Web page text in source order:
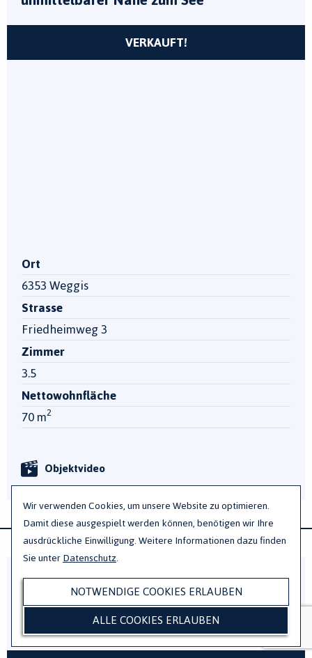
VERKAUFT!
Ort
6353 Weggis
Strasse
Friedheimweg 3
Zimmer
3.5
Nettowohnfläche
70 m2
Objektvideo
6.5-Zimmer-Maisonettewohnung auf über
175m2 mit grossem Garten und nur 1
Fussminute vom See entfernt
Wir verwenden Cookies, um unsere Website zu optimieren.
Damit diese ausgespielt werden können, benötigen wir Ihre
ausdrückliche Einwilligung. Weitere Informationen dazu finden
Sie unterDatenschutz.
NOTWENDIGE COOKIES ERLAUBEN
ALLE COOKIES ERLAUBEN